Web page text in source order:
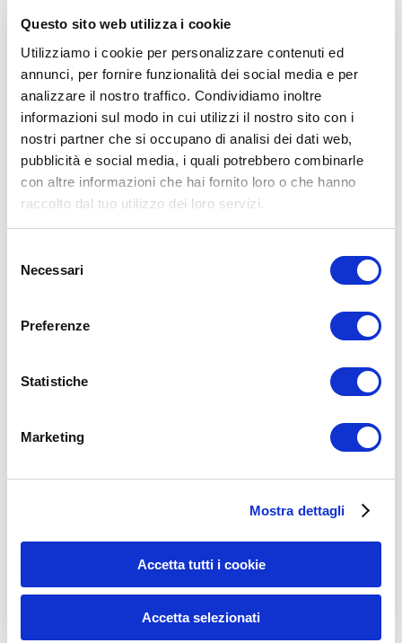
Questo sito web utilizza i cookie
Utilizziamo i cookie per personalizzare contenuti ed
annunci, per fornire funzionalità dei social media e per
analizzare il nostro traffico. Condividiamo inoltre
informazioni sul modo in cui utilizzi il nostro sito con i
nostri partner che si occupano di analisi dei dati web,
pubblicità e social media, i quali potrebbero combinarle
con altre informazioni che hai fornito loro o che hanno
raccolto dal tuo utilizzo dei loro servizi.
delNecessari
Preferenze
Statistiche
Marketing
Mostra dettagli
Accetta tutti i cookie
Accetta selezionati
ALLENATI CON ME!
15WORKOUT
Allenamenti in Diretta(30)
Allenamento aerobico(16)
Allenamento Braccia(9)
Allenamento Donne(75)